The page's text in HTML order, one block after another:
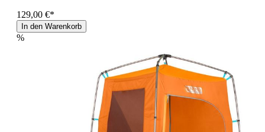
129,00 €*
In den Warenkorb
%